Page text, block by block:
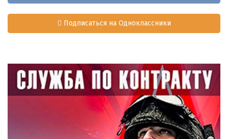
Подписаться на Одноклассники